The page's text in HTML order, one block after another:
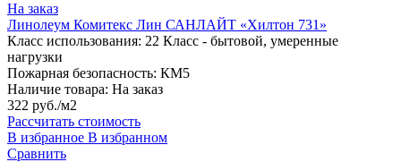
На заказ
Линолеум Комитекс Лин САНЛАЙТ «Хилтон 731»
Класс использования: 22 Класс - бытовой, умеренные
нагрузки
Пожарная безопасность: КМ5
Наличие товара: На заказ
322 руб./м2
Рассчитать стоимость
В избранное В избранном
Сравнить